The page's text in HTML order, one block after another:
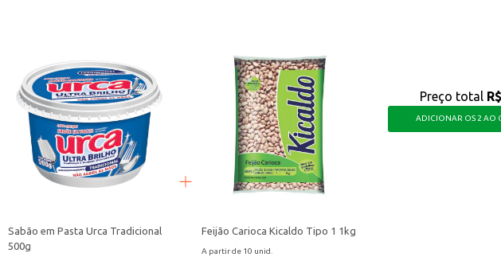
Sabão em Pasta Urca Tradicional
500g
Feijão Carioca Kicaldo Tipo 1 1kg
A partir de 10 unid.
Preço total
ADICIONAR OS 2 AO